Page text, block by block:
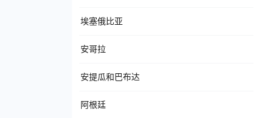
埃塞俄比亚
安哥拉
安提瓜和巴布达
阿根廷